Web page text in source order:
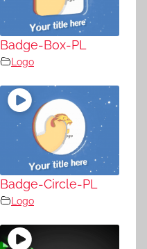
Badge-Box-PL
Logo
Badge-Circle-PL
Logo